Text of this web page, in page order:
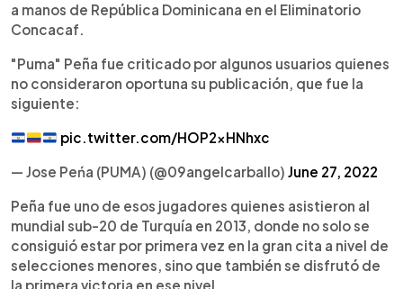
a manos de República Dominicana en el Eliminatorio
Concacaf.
"Puma" Peña fue criticado por algunos usuarios quienes
no consideraron oportuna su publicación, que fue la
siguiente:
pic.twitter.com/HOP2xHNhxc
— Jose Peńa (PUMA) (@09angelcarballo) June 27, 2022
Peña fue uno de esos jugadores quienes asistieron al
mundial sub-20 de Turquía en 2013, donde no solo se
consiguió estar por primera vez en la gran cita a nivel de
selecciones menores, sino que también se disfrutó de
la primera victoria en ese nivel.